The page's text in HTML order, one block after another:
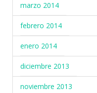
marzo 2014
febrero 2014
enero 2014
diciembre 2013
noviembre 2013